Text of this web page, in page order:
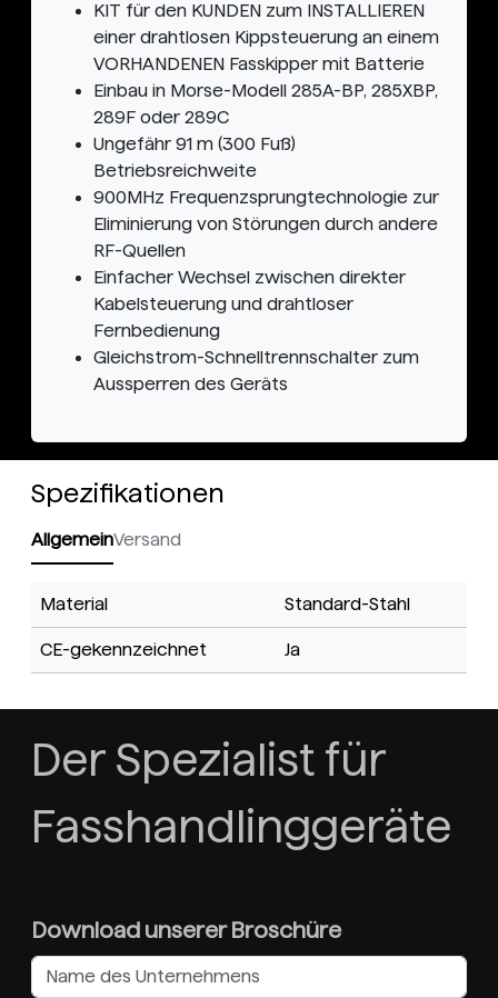
KIT für den KUNDEN zum INSTALLIEREN
einer drahtlosen Kippsteuerung an einem
VORHANDENEN Fasskipper mit Batterie
Einbau in Morse-Modell 285A-BP, 285XBP,
289F oder 289C
Ungefähr 91 m (300 Fuß)
Betriebsreichweite
900MHz Frequenzsprungtechnologie zur
Eliminierung von Störungen durch andere
RF-Quellen
Einfacher Wechsel zwischen direkter
Kabelsteuerung und drahtloser
Fernbedienung
Gleichstrom-Schnelltrennschalter zum
Aussperren des Geräts
Spezifikationen
AllgemeinVersand
Material Standard-Stahl
CE-gekennzeichnet Ja
Der Spezialist für
Fasshandlinggeräte
Download unserer Broschüre